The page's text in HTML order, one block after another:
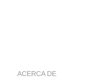
ACERCA DE